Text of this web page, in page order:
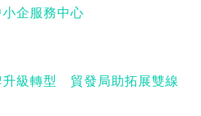
企服務中心
升級轉型 貿發局助拓展雙線